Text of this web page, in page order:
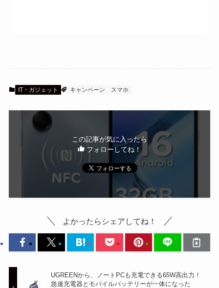
IT・ガジェット キャンペーン スマホ
この記事が気に入ったら
フォローしてね！
よかったらシェアしてね！
UGREENから、ノートPCも充電できる65W高出力！
急速充電器とモバイルバッテリーが一体になった